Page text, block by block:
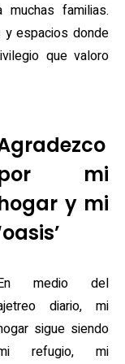
familias.
y espacios donde
que valoro
mi
y mi
medio del
diario, mi
sigue siendo
refugio, mi